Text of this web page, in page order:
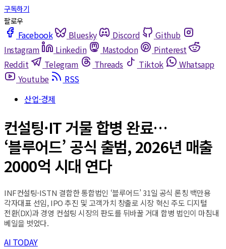
Facebook Bluesky Discord
Github
Instagram
Linkedin Mastodon
Pinterest
Reddit
Telegram Threads Tiktok
Whatsapp
Youtube
RSS
산업·경제
컨설팅·IT 거물 합병 완료…
‘블루어드’ 공식 출범, 2026년 매출
2000억 시대 연다
INF컨설팅-ISTN 결합한 통합법인 ‘블루어드’ 31일 공식 론칭 백만용
각자대표 선임, IPO 추진 및 고객가치 창출로 시장 혁신 주도 디지털
전환(DX)과 경영 컨설팅 시장의 판도를 뒤바꿀 거대 합병 법인이 마침내
베일을 벗었다.
AI TODAY